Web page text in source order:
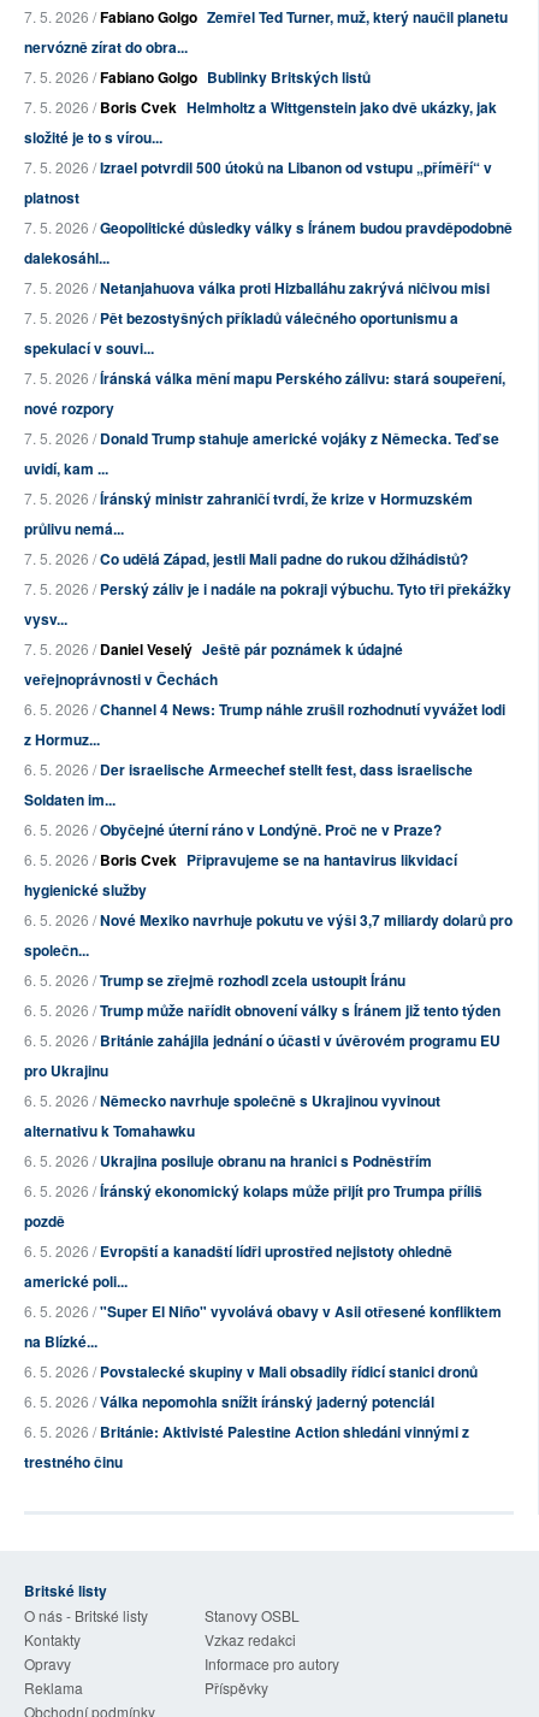
7. 5. 2026 /Fabiano Golgo Zemřel Ted Turner, muž, který naučil planetu
nervózně zírat do obra...
7. 5. 2026 /Fabiano Golgo Bublinky Britských listů
7. 5. 2026 /Boris Cvek Helmholtz a Wittgenstein jako dvě ukázky, jak
složité je to s vírou...
7. 5. 2026 /Izrael potvrdil 500 útoků na Libanon od vstupu „příměří“ v
platnost
7. 5. 2026 /Geopolitické důsledky války s Íránem budou pravděpodobně
dalekosáhl...
7. 5. 2026 /Netanjahuova válka proti Hizballáhu zakrývá ničivou misi
7. 5. 2026 /Pět bezostyšných příkladů válečného oportunismu a
spekulací v souvi...
7. 5. 2026 /Íránská válka mění mapu Perského zálivu: stará soupeření,
nové rozpory
7. 5. 2026 /Donald Trump stahuje americké vojáky z Německa. Teď se
uvidí, kam ...
7. 5. 2026 /Íránský ministr zahraničí tvrdí, že krize v Hormuzském
průlivu nemá...
7. 5. 2026 /Co udělá Západ, jestli Mali padne do rukou džihádistů?
7. 5. 2026 /Perský záliv je i nadále na pokraji výbuchu. Tyto tři překážky
vysv...
7. 5. 2026 /Daniel Veselý Ještě pár poznámek k údajné
veřejnoprávnosti v Čechách
6. 5. 2026 /Channel 4 News: Trump náhle zrušil rozhodnutí vyvážet lodi
z Hormuz...
6. 5. 2026 /Der israelische Armeechef stellt fest, dass israelische
Soldaten im...
6. 5. 2026 /Obyčejné úterní ráno v Londýně. Proč ne v Praze?
6. 5. 2026 /Boris Cvek Připravujeme se na hantavirus likvidací
hygienické služby
6. 5. 2026 /Nové Mexiko navrhuje pokutu ve výši 3,7 miliardy dolarů pro
společn...
6. 5. 2026 /Trump se zřejmě rozhodl zcela ustoupit Íránu
6. 5. 2026 /Trump může nařídit obnovení války s Íránem již tento týden
6. 5. 2026 /Británie zahájila jednání o účasti v úvěrovém programu EU
pro Ukrajinu
6. 5. 2026 /Německo navrhuje společně s Ukrajinou vyvinout
alternativu k Tomahawku
6. 5. 2026 /Ukrajina posiluje obranu na hranici s Podněstřím
6. 5. 2026 /Íránský ekonomický kolaps může přijít pro Trumpa příliš
pozdě
6. 5. 2026 /Evropští a kanadští lídři uprostřed nejistoty ohledně
americké poli...
6. 5. 2026 /"Super El Niño" vyvolává obavy v Asii otřesené konfliktem
na Blízké...
6. 5. 2026 /Povstalecké skupiny v Mali obsadily řídicí stanici dronů
6. 5. 2026 /Válka nepomohla snížit íránský jaderný potenciál
6. 5. 2026 /Británie: Aktivisté Palestine Action shledáni vinnými z
trestného činu
Britské listy
O nás - Britské listy
Stanovy OSBL
Kontakty
Vzkaz redakci
Opravy
Informace pro autory
Reklama
Příspěvky
Obchodní podmínky